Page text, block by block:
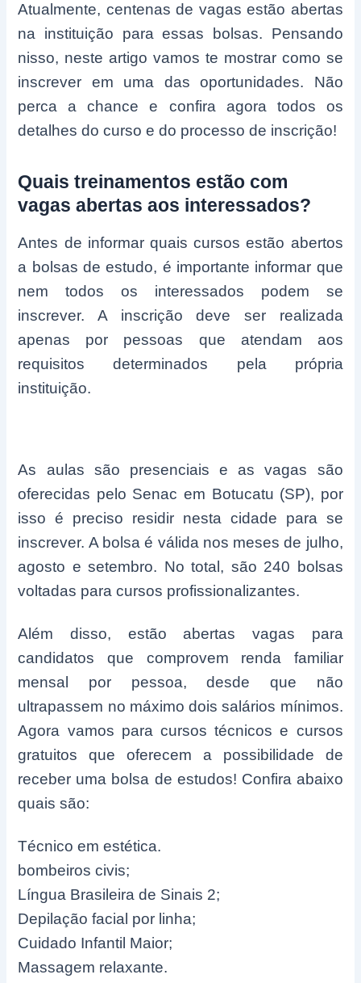
Atualmente, centenas de vagas estão abertas
na instituição para essas bolsas. Pensando
nisso, neste artigo vamos te mostrar como se
inscrever em uma das oportunidades. Não
perca a chance e confira agora todos os
detalhes do curso e do processo de inscrição!
Quais treinamentos estão com
vagas abertas aos interessados?
Antes de informar quais cursos estão abertos
a bolsas de estudo, é importante informar que
nem todos os interessados podem se
inscrever. A inscrição deve ser realizada
apenas por pessoas que atendam aos
requisitos determinados pela própria
instituição.
As aulas são presenciais e as vagas são
oferecidas pelo Senac em Botucatu (SP), por
isso é preciso residir nesta cidade para se
inscrever. A bolsa é válida nos meses de julho,
agosto e setembro. No total, são 240 bolsas
voltadas para cursos profissionalizantes.
Além disso, estão abertas vagas para
candidatos que comprovem renda familiar
mensal por pessoa, desde que não
ultrapassem no máximo dois salários mínimos.
Agora vamos para cursos técnicos e cursos
gratuitos que oferecem a possibilidade de
receber uma bolsa de estudos! Confira abaixo
quais são:
Técnico em estética.
bombeiros civis;
Língua Brasileira de Sinais 2;
Depilação facial por linha;
Cuidado Infantil Maior;
Massagem relaxante.